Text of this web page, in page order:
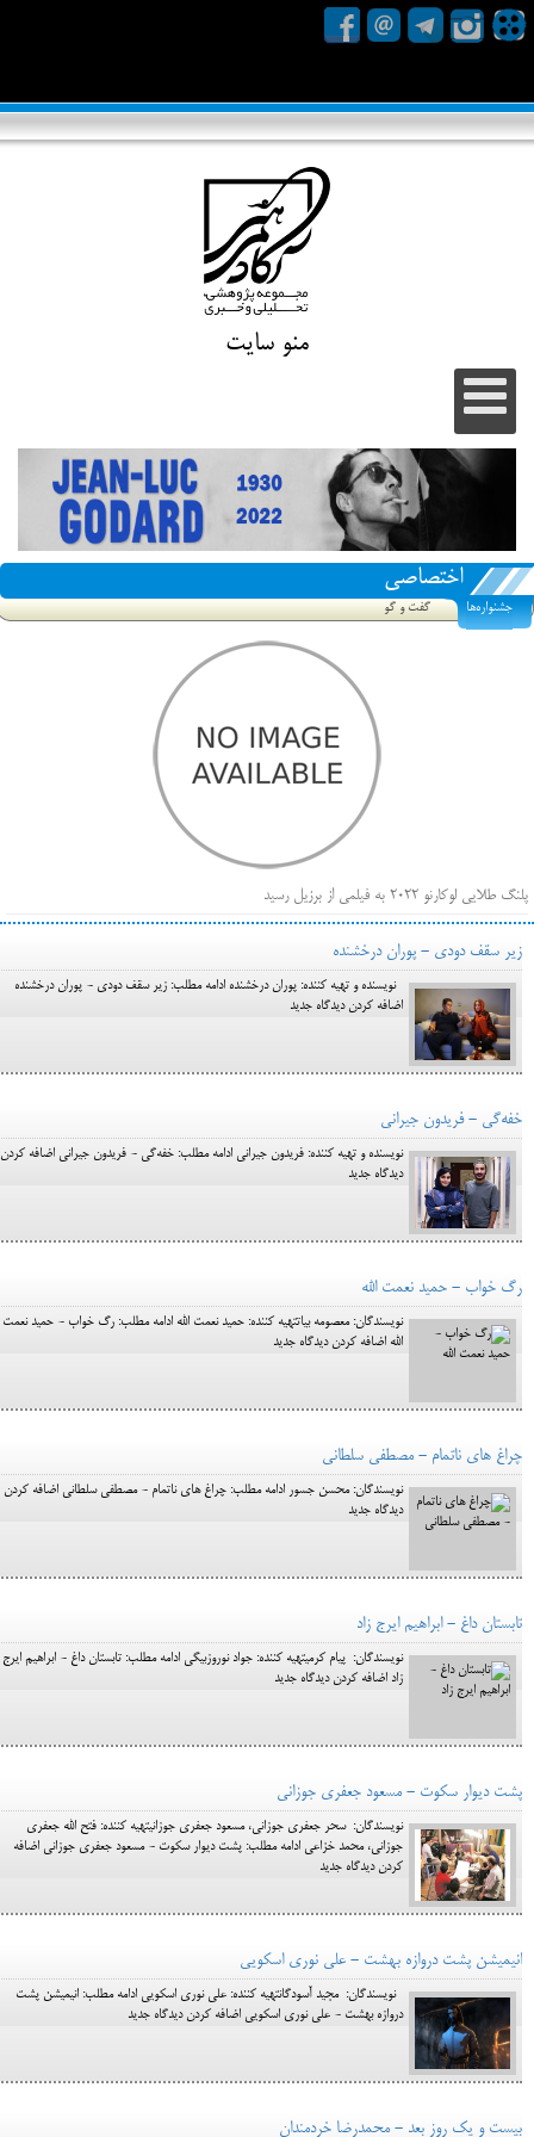
منو سایت
اختصاصی
جشنواره‌ها گفت و گو
پلنگ طلایی لوکارنو ۲۰۲۲ به فیلمی از برزیل رسید
فهرست فیلم‌های بخش مسابقه جشنواره فیلم ونیز ۲۰۲۲ مشخص شد، سهم پررنگ ایرانی‌ها
بیرون راندن فیلم‌های منتسب به حامیان کرملین از جشنواره کن، راه برای مستقل‌ها باز است
زیر سقف دودی - پوران درخشنده
نویسنده و تهیه کننده: پوران درخشنده ادامه مطلب: زیر سقف دودی - پوران درخشنده
اضافه کردن دیدگاه جدید
خفه‌گی - فریدون جیرانی
نویسنده و تهیه کننده: فریدون جیرانی ادامه مطلب: خفه‌گی - فریدون جیرانی اضافه کردن
دیدگاه جدید
رگ خواب - حمید نعمت الله
نویسندگان: معصومه بیاتتهیه کننده: حمید نعمت الله ادامه مطلب: رگ خواب - حمید نعمت
الله اضافه کردن دیدگاه جدید
چراغ های ناتمام - مصطفی سلطانی
نویسندگان: محسن جسور ادامه مطلب: چراغ های ناتمام - مصطفی سلطانی اضافه کردن
دیدگاه جدید
تابستان داغ - ابراهیم ایرج زاد
نویسندگان: پیام کرمیتهیه کننده: جواد نوروزبیگی ادامه مطلب: تابستان داغ - ابراهیم ایرج
زاد اضافه کردن دیدگاه جدید
پشت دیوار سکوت - مسعود جعفری جوزانی
نویسندگان: سحر جعفری جوزانی، مسعود جعفری جوزانیتهیه کننده: فتح الله جعفری
جوزانی، محمد خزاعی ادامه مطلب: پشت دیوار سکوت - مسعود جعفری جوزانی اضافه
کردن دیدگاه جدید
انیمیشن پشت دروازه بهشت - علی نوری اسکویی
نویسندگان: مجید آسودگانتهیه کننده: علی نوری اسکویی ادامه مطلب: انیمیشن پشت
دروازه بهشت - علی نوری اسکویی اضافه کردن دیدگاه جدید
بیست و یک روز بعد - محمدرضا خردمندان